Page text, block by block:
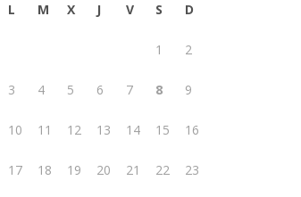
L M X J V S D
1 2
3 4 5 6 7 8 9
10 11 12 13 14 15 16
17 18 19 20 21 22 23